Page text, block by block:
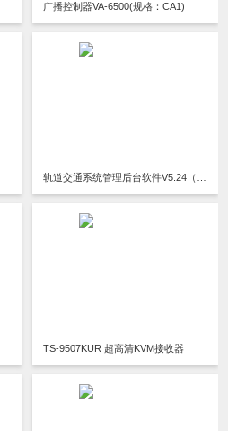
广播控制器VA-6500(规格：CA1)
轨道交通系统管理后台软件V5.24（规格：SC1/SD1/SR1/SS1/ST1）
TS-9507KUR 超高清KVM接收器